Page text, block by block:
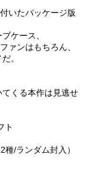
いたパッケージ版
ケース、
ァンはもちろん、
。
くる本作は見逃せ
ト
/ランダム封入）